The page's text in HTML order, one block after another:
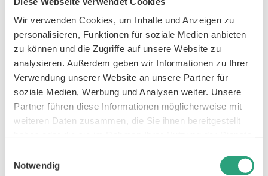
Wir verwenden Cookies, um Inhalte und Anzeigen zu
personalisieren, Funktionen für soziale Medien anbieten
zu können und die Zugriffe auf unsere Website zu
analysieren. Außerdem geben wir Informationen zu Ihrer
Verwendung unserer Website an unsere Partner für
soziale Medien, Werbung und Analysen weiter. Unsere
Partner führen diese Informationen möglicherweise mit
weiteren Daten zusammen, die Sie ihnen bereitgestellt
Notwendig
die Erholung der betroffenen
Gewebsstrukturen dauerhaft jedoch nur so
gelingt,
was wiederum nur durch die aktive Mitarbeit
des Betroffenen an der Behandlung erreicht
werden kann.
Von einer Selbstbehandlung bzw.
Versuch, Schmerzen zu übergehen. Sie sind ein